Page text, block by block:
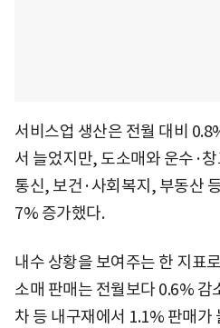
서비스업 생산은 전월 대비
서 늘었지만, 도소매와 운수·
통신, 보건·사회복지, 부동산
7% 증가했다.
내수 상황을 보여주는 한 지표
소매 판매는 전월보다 0.6% 감
차 등 내구재에서 1.1% 판매가